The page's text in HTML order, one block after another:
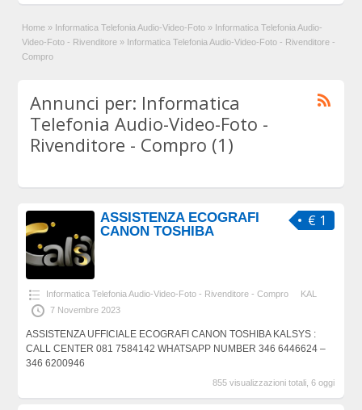
Home » Informatica Telefonia Audio-Video-Foto » Informatica Telefonia Audio-
Video-Foto - Rivenditore » Informatica Telefonia Audio-Video-Foto - Rivenditore -
Compro
Annunci per: Informatica
Telefonia Audio-Video-Foto -
Rivenditore - Compro (1)
€ 1
ASSISTENZA ECOGRAFI
CANON TOSHIBA
Informatica Telefonia Audio-Video-Foto - Rivenditore - Compro
KAL
7 Novembre 2023
ASSISTENZA UFFICIALE ECOGRAFI CANON TOSHIBA KALSYS :
CALL CENTER 081 7584142 WHATSAPP NUMBER 346 6446624 –
346 6200946
855 visualizzazioni totali, 6 oggi